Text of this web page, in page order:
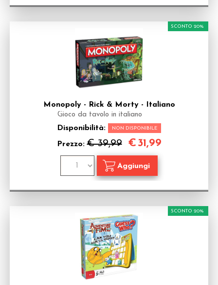
Monopoly - Rick & Morty - Italiano
Gioco da tavolo in italiano
Disponibilità: NON DISPONIBILE
Prezzo:€ 39,99
SCONTO 20%
€ 31,99
SCONTO 20%